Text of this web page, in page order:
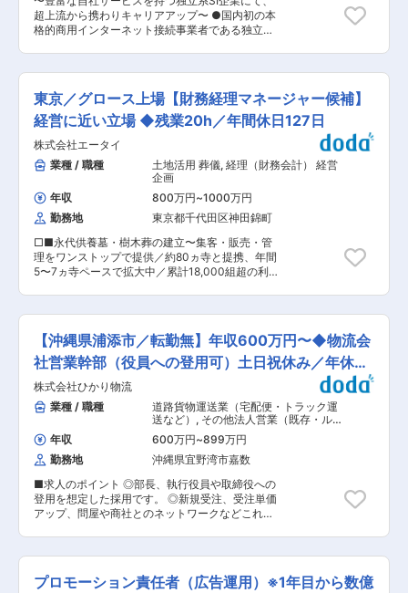
アップの成長に寄与し、将来的には財務や経営企
画など幅広いキャリア形成も可能です。 ■企業の
事業開発を推進。少数精鋭で新しい価値創造を目
指し、技術とビジネスの架け橋として挑戦を続け
組織開発・人材管理・採用 ・パートナー戦略を含
むビジネスモデル・事業戦略の構築・推進 ■当社
のビジョン 今私たちが生きるのは、かつての高度
成長時代ではありません。より少ない労働人口
ケットに目を向ければ、デジタル化とグローバル
化が急速に進行し、かつての日本の製造業が謳歌
した海外成功モデルの転換なくして、生き残るこ
とができない状況にあります。 こうした中で、大
学で培われた知がより直接的な形で社会に貢献す
ることが求められます。JDSCはこうした知の還
元をリードし、社会が今の時代にあわせてアップ
グレードすることを使命としています。わたした
ちはAI技術を通じて、企業を、産業を、ひいては
日本をアップグレードしていきます。 変更の範
囲：会社の定める業務
超上流から携わりキャリアアップ〜 ●国内初の本
格的商用インターネット接続事業者である独立系
認定企業/女性育休取得・復帰率100%/時短勤務な
ど支援制度◎ ■業務概要 特定業界／領域の市場調
査、フィールドワークなどを通して、市場性・収
益性・実現性などを踏まえた新サービス・ソリュ
ーションのアイデアを創出します。考え出したア
イデアに対し、IIJサービスを軸としつつ、自社で
はカバーできない技術領域や足りないナレッジ・
販路をパートナー企業と共創することで補い、顧
客のビジネス部門に貢献する新しいサービス・ソ
リューションの企画と推進を担当いただきます。
■具体的な業務： ・特定業界／領域に対する市場
調査 ・参入業界／領域有識者へのヒアリング ・
事業計画／ビジネスモデル検討 ・社内外調整、ア
ライアンス交渉 ・プロジェクトの立ち上げ／推進
■当ポジションの魅力： 国内外の最新トレンドや
新技術などを参考にしながら、IIJ が持っている技
リューション企画を主導することができます。ま
た、幅広い領域に対して企画を行うことができる
ため、社内・IIJ グループ各社のサービスやソリュ
ーションと連携したプロジェクトにも関わる機会
が多くあります。 ■働き方： ◎全社平均残業時間
は20〜30ｈ程度/一部在宅可×フレックス×実働
7.5h ◎評価制度：非年功序列型であり、役割・グ
レード制度を導入しており、グレードごとに期待
される役割が明確に定められているため公正に評
価される仕組み ◎出社日も「ずらし制度」を活用
し、出勤時間を調整して勤務することが可 ■キャ
リアパス ●社員一人ひとりに期待する「役割」を
設定し、活躍と成長の機会を提供しており、プレ
メントコース・スペシャリストコースを選択可 ●
公募型兼務制度「セレクトジョブ」 公募型の兼務
の仕事を兼務する人事制度です。
東京／グロース上場【財務経理マネージャー候補】
経営に近い立場 ◆残業20h／年間休日127日
株式会社エータイ
業種 / 職種
土地活用 葬儀, 経理（財務会計） 経営
企画
年収
800万円~1000万円
勤務地
東京都千代田区神田錦町
□■永代供養墓・樹木葬の建立〜集客・販売・管
理をワンストップで提供／約80ヵ寺と提携、年間
5〜7ヵ寺ペースで拡大中／累計18,000組超の利
ジャー候補を募集します。 単なるオペレーション
管理ではなく、 ・決算早期化 ・経理体制構築 ・
監査法人対応 ・予実管理高度化 など、経営に近
い立場で部門横断的に推進いただくポジションで
す。 「既存業務を回す」よりも、 “仕組みを再設
計する” “スピードと精度を両立する”ことを期待
しています。 ■期待する役割： 財務経理部門の
マネージャー候補として、経理実務だけでなく、
事業成長を支える管理体制の構築・改善を推進い
ただきます。 既存業務を維持するだけではなく、
「仕組みを再設計する」 「属人化した業務を標準
化する」 「スピードと精度を両立する」 ことを
期待しています。 経営陣・営業部門・管理部門な
ど、各部署を横断しながら、経理組織全体をリー
ドいただくポジションです。 ■具体的には： 〇
経理・決算業務 ・月次／四半期／年次決算業務
／債務管理 ・開示資料作成 〇管理会計・経営支
【沖縄県浦添市／転勤無】年収600万円〜◆物流会
社営業幹部（役員への登用可）土日祝休み／年休
120日
株式会社ひかり物流
業種 / 職種
道路貨物運送業（宅配便・トラック運
送など） , その他法人営業（既存・ルー
トセールス中心） 営業企画
年収 600万円~899万円
勤務地
沖縄県宜野湾市嘉数
■求人のポイント ◎部長、執行役員や取締役への
登用を想定した採用です。 ◎新規受注、受注単価
アップ、問屋や商社とのネットワークなどこれま
験、スキルを必要とします。 ■ミッション・業務
内容 既存顧客からの継続受注をいただくための関
係作り/単価アップ/値下げ要請への対応/受注数増
プロモーション責任者（広告運用）※1年目から数億